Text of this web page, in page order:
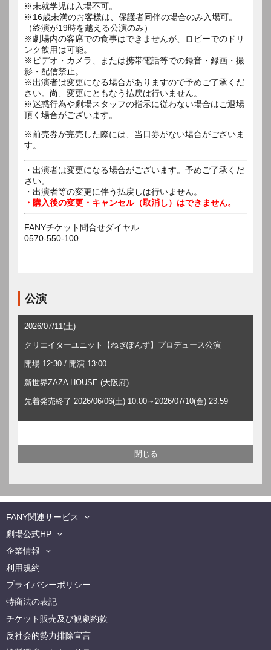
※未就学児は入場不可。
※16歳未満のお客様は、保護者同伴の場合のみ入場可。
（終演が19時を越える公演のみ）
※劇場内の客席での食事はできませんが、ロビーでのドリ
ンク飲用は可能。
※ビデオ・カメラ、または携帯電話等での録音・録画・撮
影・配信禁止。
※出演者は変更になる場合がありますので予めご了承くだ
さい。尚、変更にともなう払戻は行いません。
※迷惑行為や劇場スタッフの指示に従わない場合はご退場
頂く場合がございます。
※前売券が完売した際には、当日券がない場合がございま
す。
・出演者は変更になる場合がございます。予めご了承くだ
さい。
・出演者等の変更に伴う払戻しは行いません。
・購入後の変更・キャンセル（取消し）はできません。
FANYチケット問合せダイヤル
0570-550-100
公演
2026/07/11(土)
クリエイターユニット【ねぎぽんず】プロデュース公演
開場 12:30 / 開演 13:00
新世界ZAZA HOUSE (大阪府)
先着発売終了 2026/06/06(土) 10:00～2026/07/10(金) 23:59
FANY関連サービス
劇場公式HP
企業情報
利用規約
プライバシーポリシー
特商法の表記
チケット販売及び観劇約款
反社会的勢力排除宣言